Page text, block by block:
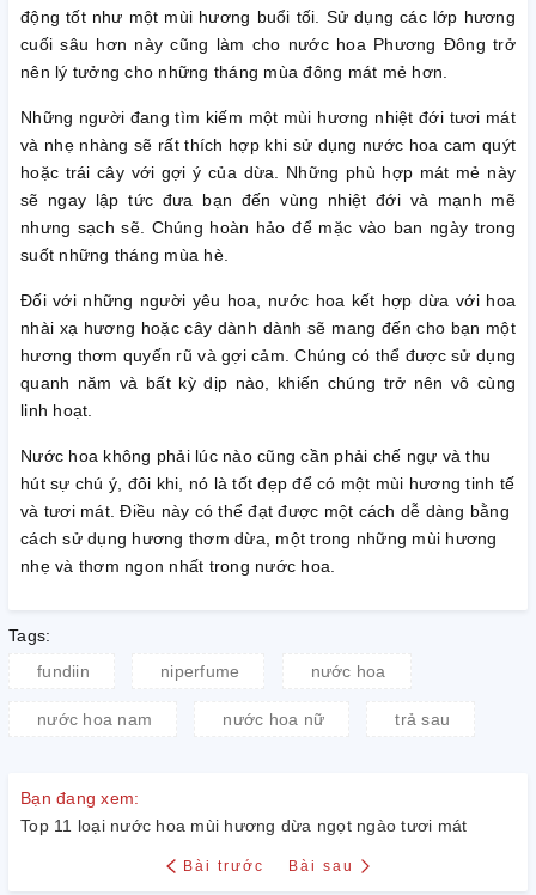
động tốt như một mùi hương buổi tối. Sử dụng các lớp hương
cuối sâu hơn này cũng làm cho nước hoa Phương Đông trở
nên lý tưởng cho những tháng mùa đông mát mẻ hơn.
Những người đang tìm kiếm một mùi hương nhiệt đới tươi mát
và nhẹ nhàng sẽ rất thích hợp khi sử dụng nước hoa cam quýt
hoặc trái cây với gợi ý của dừa. Những phù hợp mát mẻ này
sẽ ngay lập tức đưa bạn đến vùng nhiệt đới và mạnh mẽ
nhưng sạch sẽ. Chúng hoàn hảo để mặc vào ban ngày trong
suốt những tháng mùa hè.
Đối với những người yêu hoa, nước hoa kết hợp dừa với hoa
nhài xạ hương hoặc cây dành dành sẽ mang đến cho bạn một
hương thơm quyến rũ và gợi cảm. Chúng có thể được sử dụng
quanh năm và bất kỳ dịp nào, khiến chúng trở nên vô cùng
linh hoạt.
Nước hoa không phải lúc nào cũng cần phải chế ngự và thu
hút sự chú ý, đôi khi, nó là tốt đẹp để có một mùi hương tinh tế
và tươi mát. Điều này có thể đạt được một cách dễ dàng bằng
cách sử dụng hương thơm dừa, một trong những mùi hương
nhẹ và thơm ngon nhất trong nước hoa.
Tags:
fundiin
niperfume nước hoa
nước hoa nam nước hoa nữ trả sau
Bạn đang xem:
Top 11 loại nước hoa mùi hương dừa ngọt ngào tươi mát
Bài trước Bài sau